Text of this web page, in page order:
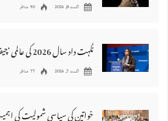
اگست 8, 2026 90 مناظر
اگست 7, 2026 77 مناظر